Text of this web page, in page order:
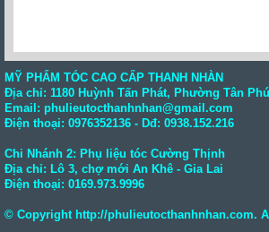
MỸ PHẨM TÓC CAO CẤP THANH NHÀN
Địa chỉ: 1180 Huỳnh Tấn Phát, Phường Tân
Email: phulieutocthanhnhan@gmail.com
Điện thoại: 0976352136 - Dđ: 0938.152.216
Chi Nhánh 2: Phụ liệu tóc Cường Thịnh
Địa chỉ: Lô 3, chợ mới An Khê - Gia Lai
Điện thoại: 0169.973.9996
© Copyright http://phulieutocthanhnhan.com.